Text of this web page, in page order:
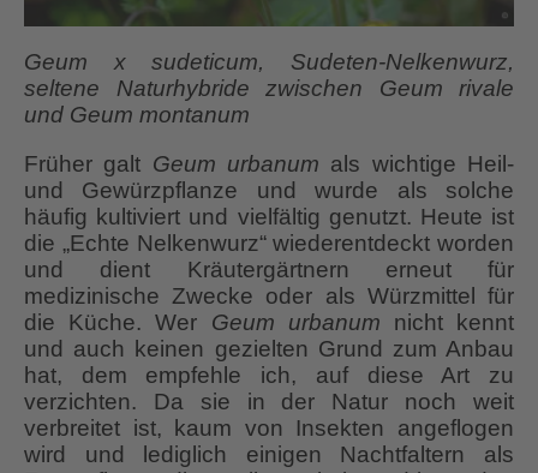
Geum x sudeticum, Sudeten-Nelkenwurz,
seltene Naturhybride zwischen Geum rivale
und Geum montanum
Früher galt Geum urbanum als wichtige Heil-
und Gewürzpflanze und wurde als solche
häufig kultiviert und vielfältig genutzt. Heute ist
die „Echte Nelkenwurz“ wiederentdeckt worden
und dient Kräutergärtnern erneut für
medizinische Zwecke oder als Würzmittel für
die Küche. Wer Geum urbanum nicht kennt
und auch keinen gezielten Grund zum Anbau
hat, dem empfehle ich, auf diese Art zu
verzichten. Da sie in der Natur noch weit
verbreitet ist, kaum von Insekten angeflogen
wird und lediglich einigen Nachtfaltern als